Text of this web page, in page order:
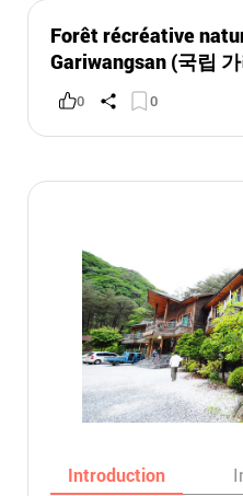
Forêt récréative
Gariwangsan (국립
0 0
Introduction